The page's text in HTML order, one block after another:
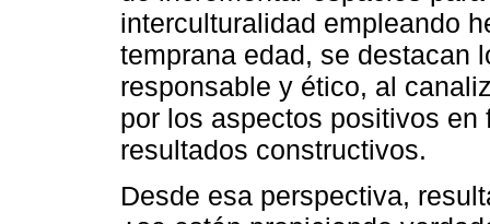
interculturalidad empleando
temprana edad, se destacan
responsable y ético, al
por los aspectos positivos
resultados constructivos.
Desde esa perspectiva,